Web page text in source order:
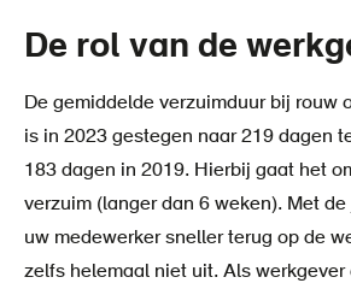
De rol van de
De gemiddelde verzuimduur bij rouw
is in 2023 gestegen naar 219 dagen
183 dagen in 2019. Hierbij gaat het
verzuim (langer dan 6 weken). Met
uw medewerker sneller terug op de
zelfs helemaal niet uit. Als